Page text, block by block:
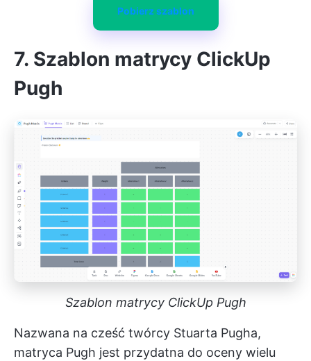
Pobierz szablon
7. Szablon matrycy ClickUp
Pugh
Szablon matrycy ClickUp Pugh
Nazwana na cześć twórcy Stuarta Pugha,
matryca Pugh jest przydatna do oceny wielu